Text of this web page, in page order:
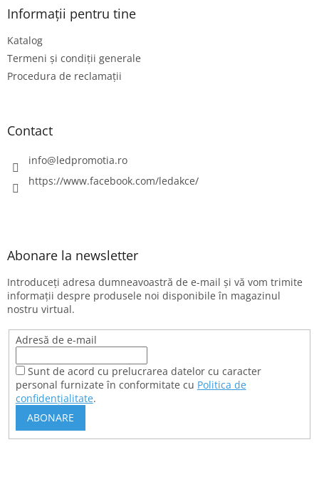
Informații pentru tine
Katalog
Termeni și condiții generale
Procedura de reclamații
Contact
info@ledpromotia.ro
https://www.facebook.com/ledakce/
Abonare la newsletter
Introduceţi adresa dumneavoastră de e-mail şi vă vom trimite
informaţii despre produsele noi disponibile în magazinul
nostru virtual.
Adresă de e-mail
Sunt de acord cu prelucrarea datelor cu caracter
personal furnizate în conformitate cu Politica de
confidențialitate.
ABONARE